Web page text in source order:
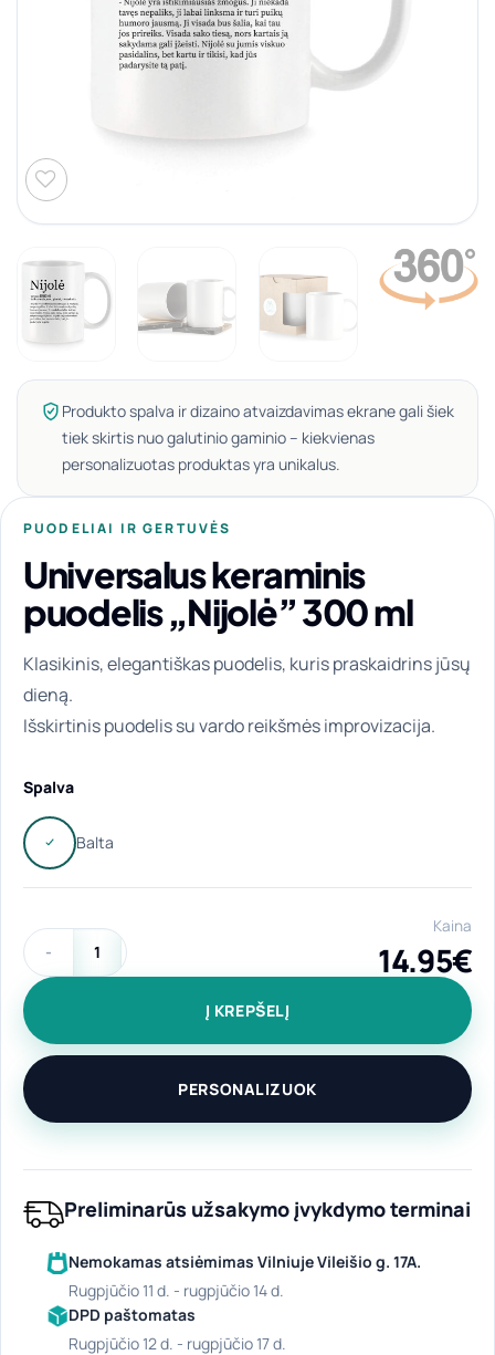
Produkto spalva ir dizaino atvaizdavimas ekrane gali šiek
tiek skirtis nuo galutinio gaminio – kiekvienas
personalizuotas produktas yra unikalus.
PUODELIAI IR GERTUVĖS
Universalus keraminis
puodelis „Nijolė” 300 ml
Klasikinis, elegantiškas puodelis, kuris praskaidrins jūsų
dieną.
Išskirtinis puodelis su vardo reikšmės improvizacija.
Spalva
produkto kiekis: Universalus keraminis puodelis "Nijolė" 300
Kaina
14.95€
Į KREPŠELĮ
PERSONALIZUOK
Preliminarūs užsakymo įvykdymo terminai
Nemokamas atsiėmimas Vilniuje Vileišio g. 17A.
rugpjūčio 11 d. - rugpjūčio 14 d.
DPD paštomatas
rugpjūčio 12 d. - rugpjūčio 17 d.